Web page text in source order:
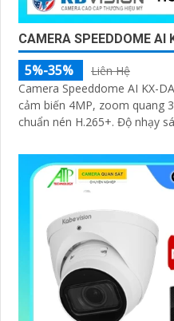
CAMERA SPEEDDOME AI
5%-35%
Liên Hệ
Camera Speeddome AI KX-
cảm biến 4MP, zoom quang
chuẩn nén H.265+. Độ nhạy